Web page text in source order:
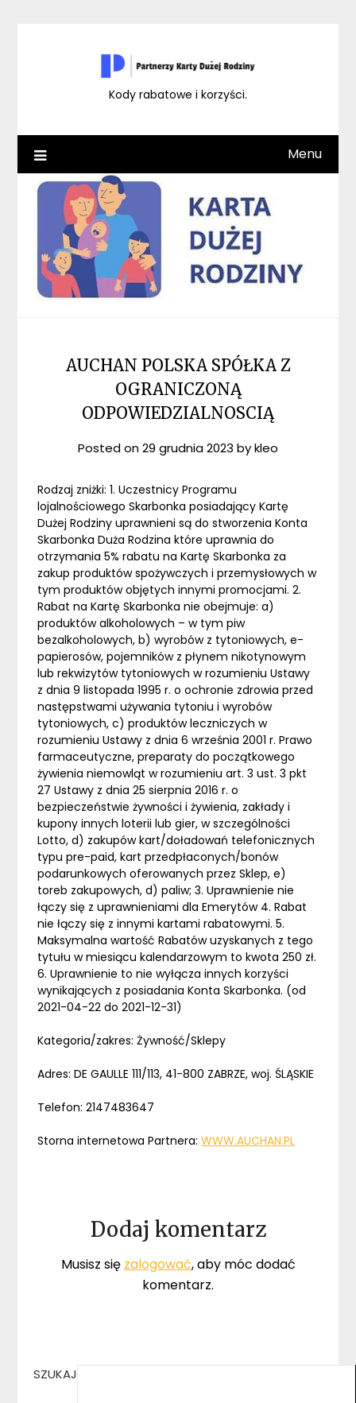
Kody rabatowe i korzyści.
Menu
AUCHAN POLSKA SPÓŁKA Z
OGRANICZONĄ
ODPOWIEDZIALNOSCIĄ
Posted on29 grudnia 2023 bykleo
Rodzaj zniżki: 1. Uczestnicy Programu
lojalnościowego Skarbonka posiadający Kartę
Dużej Rodziny uprawnieni są do stworzenia Konta
Skarbonka Duża Rodzina które uprawnia do
otrzymania 5% rabatu na Kartę Skarbonka za
zakup produktów spożywczych i przemysłowych w
tym produktów objętych innymi promocjami. 2.
Rabat na Kartę Skarbonka nie obejmuje: a)
produktów alkoholowych – w tym piw
bezalkoholowych, b) wyrobów z tytoniowych, e-
papierosów, pojemników z płynem nikotynowym
lub rekwizytów tytoniowych w rozumieniu Ustawy
z dnia 9 listopada 1995 r. o ochronie zdrowia przed
następstwami używania tytoniu i wyrobów
tytoniowych, c) produktów leczniczych w
rozumieniu Ustawy z dnia 6 września 2001 r. Prawo
farmaceutyczne, preparaty do początkowego
żywienia niemowląt w rozumieniu art. 3 ust. 3 pkt
27 Ustawy z dnia 25 sierpnia 2016 r. o
bezpieczeństwie żywności i żywienia, zakłady i
kupony innych loterii lub gier, w szczególności
Lotto, d) zakupów kart/doładowań telefonicznych
typu pre-paid, kart przedpłaconych/bonów
podarunkowych oferowanych przez Sklep, e)
toreb zakupowych, d) paliw; 3. Uprawnienie nie
łączy się z uprawnieniami dla Emerytów 4. Rabat
nie łączy się z innymi kartami rabatowymi. 5.
Maksymalna wartość Rabatów uzyskanych z tego
tytułu w miesiącu kalendarzowym to kwota 250 zł.
6. Uprawnienie to nie wyłącza innych korzyści
wynikających z posiadania Konta Skarbonka. (od
2021-04-22 do 2021-12-31)
Kategoria/zakres: Żywność/Sklepy
Adres: DE GAULLE 111/113, 41-800 ZABRZE, woj. ŚLĄSKIE
Telefon: 2147483647
Storna internetowa Partnera:WWW.AUCHAN.PL
Dodaj komentarz
Musisz się zalogować, aby móc dodać
komentarz.
SZUKAJ